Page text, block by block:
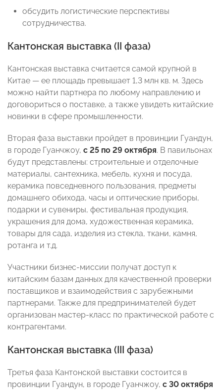
обсудить логистические перспективы
сотрудничества.
Кантонская выставка (II фаза)
Кантонская выставка считается самой крупной в
Китае — ее площадь превышает 1,3 млн кв. м. Здесь
можно найти партнера по любому направлению и
договориться о поставке, а также увидеть китайские
новинки в сфере промышленности.
Вторая фаза выставки пройдет в провинции Гуандун,
в городе Гуанчжоу, с 25 по 29 октября. В павильонах
будут представлены: строительные и отделочные
материалы, сантехника, мебель, кухня и посуда,
керамика повседневного пользования, предметы
домашнего обихода, часы и оптические приборы,
подарки и сувениры, фестивальная продукция,
украшения для дома, художественная керамика,
товары для сада, изделия из стекла, ткани, камня,
ротанга и т.д.
Участники бизнес-миссии получат доступ к
китайским базам данных для качественной проверки
поставщиков и взаимодействия с зарубежными
партнерами. Также для предпринимателей будет
организован мастер-класс по практической работе с
контрагентами.
Кантонская выставка (III фаза)
Третья фаза Кантонской выставки состоится в
провинции Гуандун, в городе Гуанчжоу, с 30 октября